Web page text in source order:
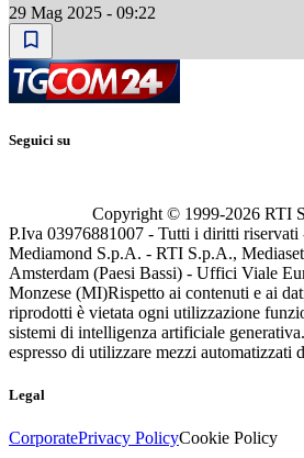
29 Mag 2025 - 09:22
Seguici su
Copyright © 1999-2026 RTI
P.Iva 03976881007 - Tutti i diritti riservati
Mediamond S.p.A. - RTI S.p.A.,
Amsterdam (Paesi Bassi) - Uffici Viale
Monzese (MI)Rispetto ai contenuti e ai
riprodotti è vietata ogni utilizzazione
sistemi di intelligenza artificiale
espresso di utilizzare mezzi automatizzati
Legal
CorporatePrivacy PolicyCookie Policy